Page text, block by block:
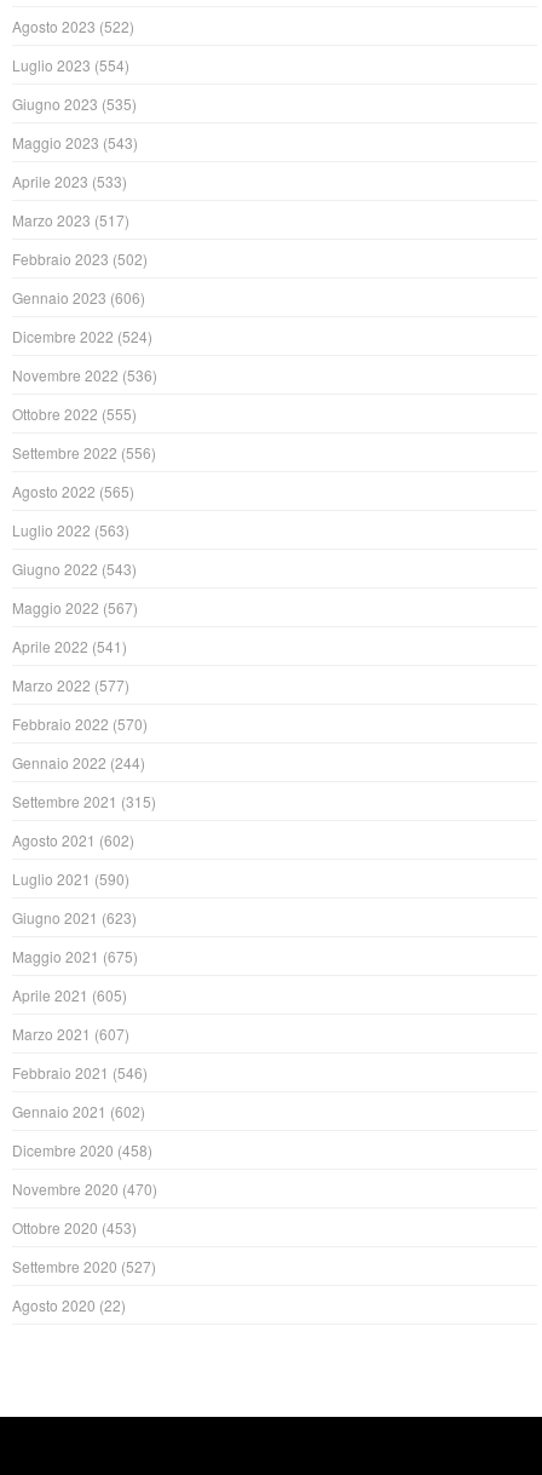
Agosto 2023 (522)
Luglio 2023 (554)
Giugno 2023 (535)
Maggio 2023 (543)
Aprile 2023 (533)
Marzo 2023 (517)
Febbraio 2023 (502)
Gennaio 2023 (606)
Dicembre 2022 (524)
Novembre 2022 (536)
Ottobre 2022 (555)
Settembre 2022 (556)
Agosto 2022 (565)
Luglio 2022 (563)
Giugno 2022 (543)
Maggio 2022 (567)
Aprile 2022 (541)
Marzo 2022 (577)
Febbraio 2022 (570)
Gennaio 2022 (244)
Settembre 2021 (315)
Agosto 2021 (602)
Luglio 2021 (590)
Giugno 2021 (623)
Maggio 2021 (675)
Aprile 2021 (605)
Marzo 2021 (607)
Febbraio 2021 (546)
Gennaio 2021 (602)
Dicembre 2020 (458)
Novembre 2020 (470)
Ottobre 2020 (453)
Settembre 2020 (527)
Agosto 2020 (22)